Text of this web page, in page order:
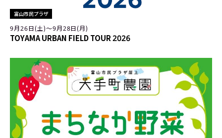
富山市民プラザ
9月26日(土)〜9月28日(月)
TOYAMA URBAN FIELD TOUR 2026